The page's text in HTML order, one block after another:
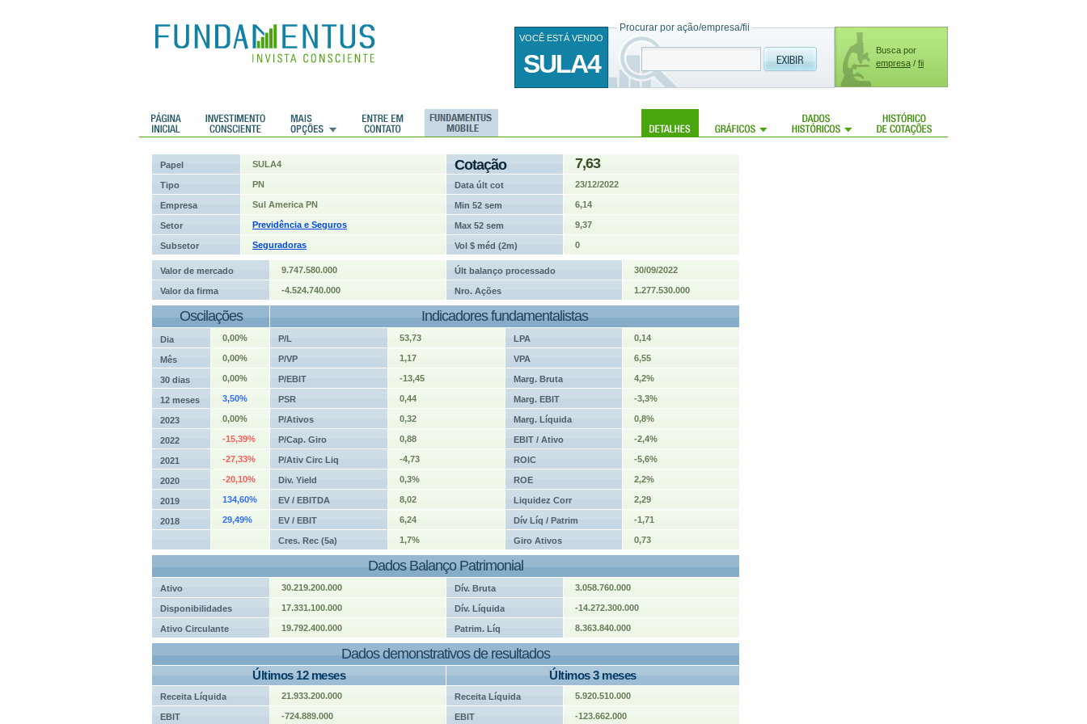
Busca por
empresa / fii
Procurar por ação/empresa/fii
VOCÊ ESTÁ VENDO
SULA4
Histórico de cotações
Papel SULA4 Cotação 7,63
Tipo PN Data últ cot 23/12/2022
Empresa Sul America PN Min 52 sem 6,14
Setor Previdência e Seguros Max 52 sem 9,37
Subsetor Seguradoras Vol $ méd (2m) 0
Valor de mercado 9.747.580.000 Últ balanço processado 30/09/2022
Valor da firma -4.524.740.000 Nro. Ações 1.277.530.000
Oscilações Indicadores fundamentalistas
Dia 0,00% P/L 53,73 LPA 0,14
Mês 0,00% P/VP 1,17 VPA 6,55
30 dias 0,00% P/EBIT -13,45 Marg. Bruta 4,2%
12 meses 3,50% PSR 0,44 Marg. EBIT -3,3%
2023 0,00% P/Ativos 0,32 Marg. Líquida 0,8%
2022 -15,39% P/Cap. Giro 0,88 EBIT / Ativo -2,4%
2021 -27,33% P/Ativ Circ Liq -4,73 ROIC -5,6%
2020 -20,10% Div. Yield 0,3% ROE 2,2%
2019 134,60% EV / EBITDA 8,02 Liquidez Corr 2,29
2018 29,49% EV / EBIT 6,24 Dív Líq / Patrim -1,71
Cres. Rec (5a) 1,7% Giro Ativos 0,73
Dados Balanço Patrimonial
Ativo 30.219.200.000 Dív. Bruta 3.058.760.000
Disponibilidades 17.331.100.000 Dív. Líquida -14.272.300.000
Ativo Circulante 19.792.400.000 Patrim. Líq 8.363.840.000
Dados demonstrativos de resultados
Últimos 12 meses Últimos 3 meses
Receita Líquida 21.933.200.000 Receita Líquida 5.920.510.000
EBIT -724.889.000 EBIT -123.662.000